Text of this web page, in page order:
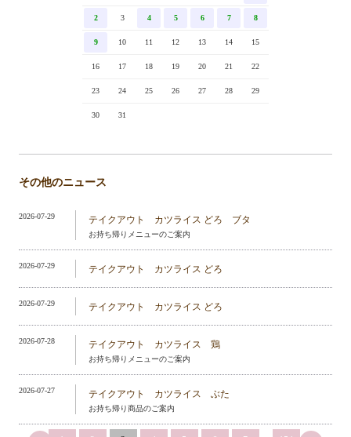
2 3 4 5 6 7 8
9 10 11 12 13 14 15
16 17 18 19 20 21 22
23 24 25 26 27 28 29
30 31
その他のニュース
2026-07-29 テイクアウト カツライス どろ ブタ
お持ち帰りメニューのご案内
2026-07-29 テイクアウト カツライス どろ
2026-07-29 テイクアウト カツライス どろ
2026-07-28 テイクアウト カツライス 鶏
お持ち帰りメニューのご案内
2026-07-27 テイクアウト カツライス ぶた
お持ち帰り商品のご案内